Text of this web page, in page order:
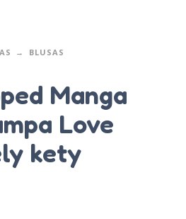
BLUSAS
Manga
Love
kety